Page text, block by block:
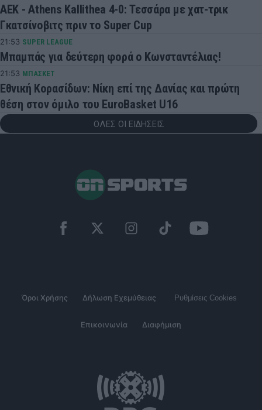
ΑΕΚ - Athens Kallithea 4-0: Τεσσάρα με χατ-τρικ
Γκατσίνοβιτς πριν το Super Cup
21:53 SUPER LEAGUE
Μπαμπάς για δεύτερη φορά ο Κωνσταντέλιας!
21:53 ΜΠΑΣΚΕΤ
Εθνική Κορασίδων: Νίκη επί της Δανίας και πρώτη
θέση στον όμιλο του EuroBasket U16
ΟΛΕΣ ΟΙ ΕΙΔΗΣΕΙΣ
Όροι Χρήσης Δήλωση Εχεμύθειας Ρυθμίσεις Cookies
Επικοινωνία Διαφήμιση